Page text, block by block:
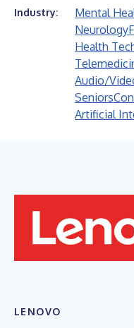
Industry: Mental
Neurology
Health
Audio/
Seniors
Artificial
LENOVO